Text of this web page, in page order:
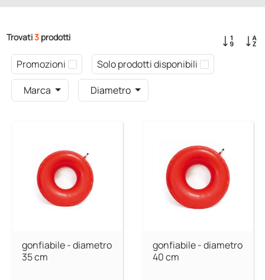
Trovati3 prodotti
Promozioni
Solo prodotti disponibili
Marca
Diametro
gonfiabile - diametro
35 cm
gonfiabile - diametro
40 cm